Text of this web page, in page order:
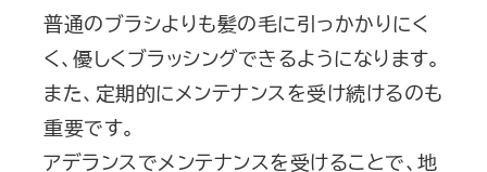
普通のブラシよりも髪の毛に引っかかりにく
く、優しくブラッシングできるようになります。
また、定期的にメンテナンスを受け続けるのも
重要です。
アデランスでメンテナンスを受けることで、地